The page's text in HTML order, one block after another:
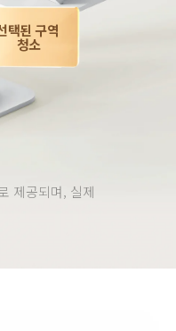
택된 구역
청소
제공되며, 실제